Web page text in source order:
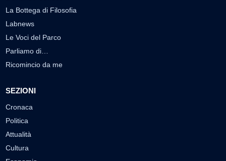
La Bottega di Filosofia
Labnews
Le Voci del Parco
Parliamo di…
Ricomincio da me
SEZIONI
Cronaca
Politica
Attualità
Cultura